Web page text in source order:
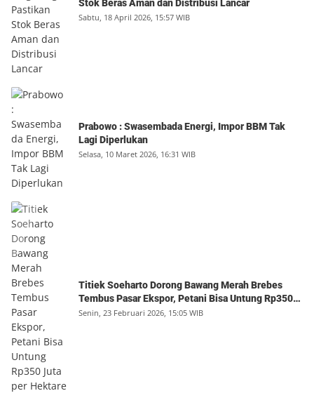
Stok Beras Aman dan Distribusi Lancar
Sabtu, 18 April 2026, 15:57 WIB
Prabowo : Swasembada Energi, Impor BBM Tak
Lagi Diperlukan
Selasa, 10 Maret 2026, 16:31 WIB
Titiek Soeharto Dorong Bawang Merah Brebes
Tembus Pasar Ekspor, Petani Bisa Untung Rp350
Juta per Hektare
Senin, 23 Februari 2026, 15:05 WIB